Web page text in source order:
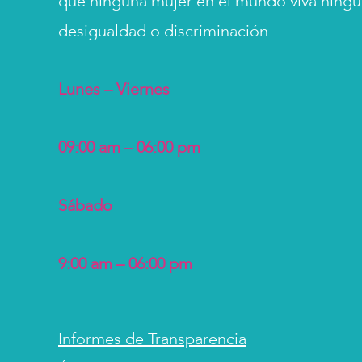
desigualdad o discriminación.
Lunes – Viernes
09:00 am – 06:00 pm
Sábado
9:00 am – 06:00 pm
Informes de Transparencia